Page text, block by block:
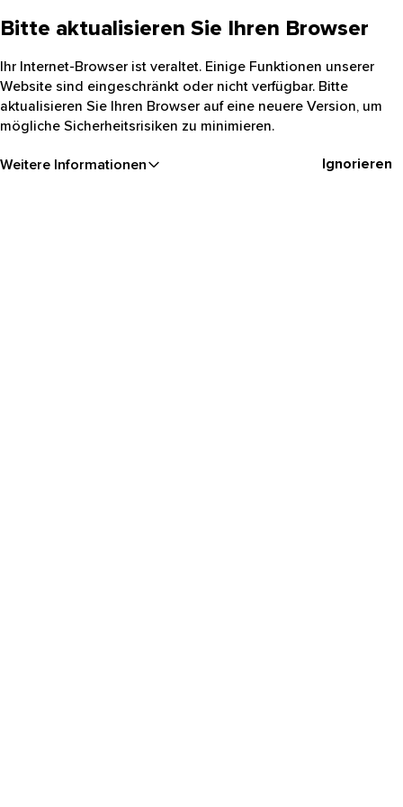
Bitte aktualisieren Sie Ihren Browser
Ihr Internet-Browser ist veraltet. Einige Funktionen unserer
Website sind eingeschränkt oder nicht verfügbar. Bitte
aktualisieren Sie Ihren Browser auf eine neuere Version, um
mögliche Sicherheitsrisiken zu minimieren.
Weitere Informationen Ignorieren